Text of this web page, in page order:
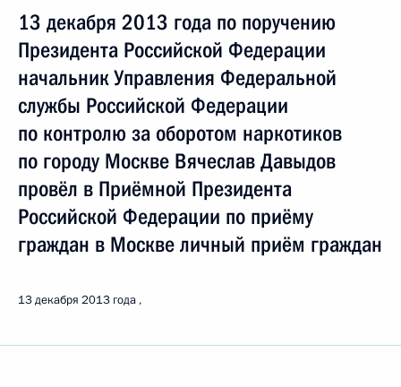
13 декабря 2013 года по поручению
Президента Российской Федерации
начальник Управления Федеральной
службы Российской Федерации
по контролю за оборотом наркотиков
по городу Москве Вячеслав Давыдов
провёл в Приёмной Президента
Российской Федерации по приёму
граждан в Москве личный приём граждан
13 декабря 2013 года